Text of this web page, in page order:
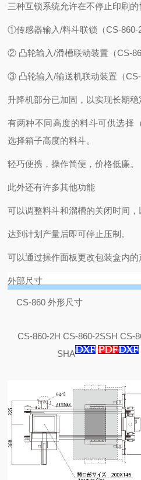
三种互锁系统允许在不停止印刷的
①传感器输入/料斗联锁（CS-860-
② 凸轮输入/滑槽联动装置（CS-
③ 凸轮输入/输送机联动装置（CS-
升降机部分已加固，以实现长期稳
有两种不同高度的料斗可供选择
选择箱子高度的料斗。
轻巧便携，操作简便，价格低廉。
此外还有许多其他功能
可以调整料斗和溜槽的关闭时间，
达到计划产量后即可停止压制。
可以通过操作面板更改包装盒内的
外部尺寸
CS-860 外形尺寸
CS-860-2H CS-860-2SSH CS-
SHA